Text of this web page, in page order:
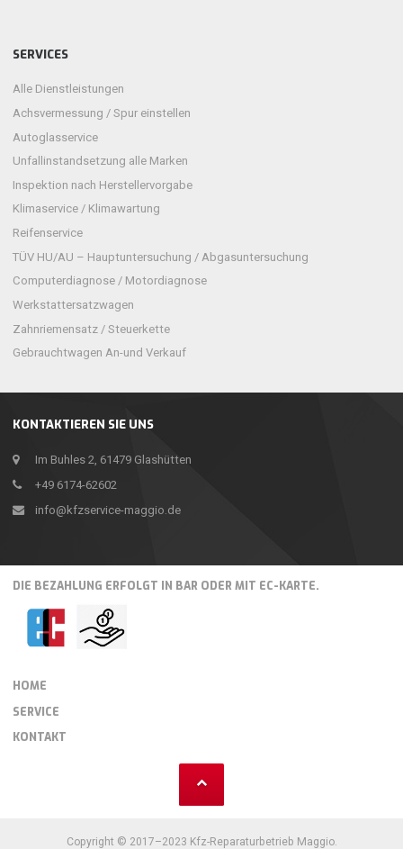
KONTAKTIEREN SIE UNS
Im Buhles 2, 61479 Glashütten
+49 6174-62602
info@kfzservice-maggio.de
SERVICES
Alle Dienstleistungen
Achsvermessung / Spur einstellen
Autoglasservice
Unfallinstandsetzung alle Marken
Inspektion nach Herstellervorgabe
Klimaservice / Klimawartung
Reifenservice
TÜV HU/AU – Hauptuntersuchung / Abgasuntersuchung
Computerdiagnose / Motordiagnose
Werkstattersatzwagen
Zahnriemensatz / Steuerkette
Gebrauchtwagen An-und Verkauf
DIE BEZAHLUNG ERFOLGT IN BAR ODER MIT EC-KARTE.
HOME
SERVICE
KONTAKT
Copyright © 2017–2023 Kfz-Reparaturbetrieb Maggio.